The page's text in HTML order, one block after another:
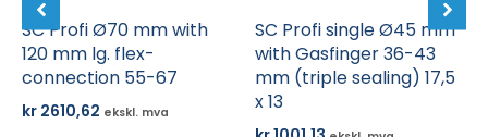
SC Profi Ø70 mm with
120 mm lg. flex-
connection 55-67
kr 2610,62 ekskl. mva
SC Profi single Ø45 mm
with Gasfinger 36-43
mm (triple sealing) 17,5
x 13